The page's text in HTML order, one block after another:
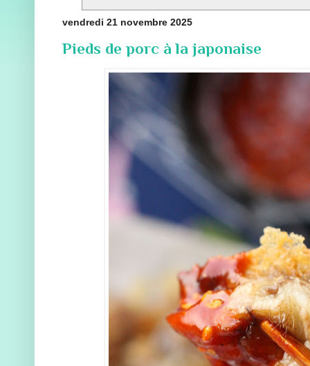
vendredi 21 novembre 2025
Pieds de porc à la japonaise